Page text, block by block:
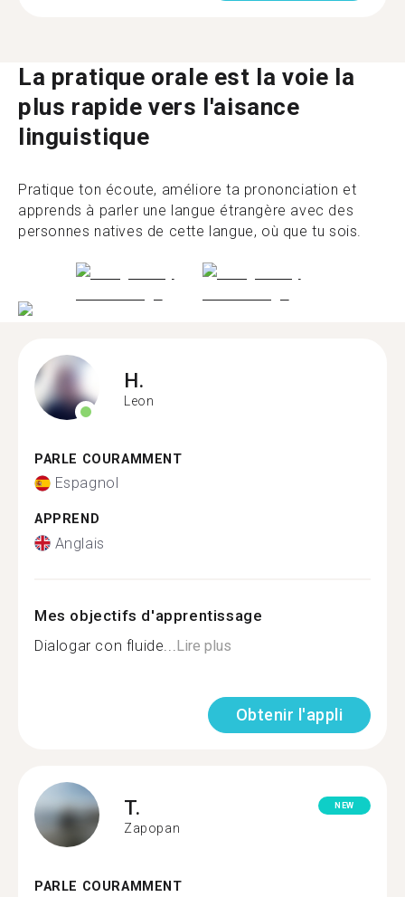
La pratique orale est la voie la
plus rapide vers l'aisance
linguistique
Pratique ton écoute, améliore ta prononciation et
apprends à parler une langue étrangère avec des
personnes natives de cette langue, où que tu sois.
H.
Leon
PARLE COURAMMENT
Espagnol
APPREND
Anglais
Mes objectifs d'apprentissage
Dialogar con fluide... Lire plus
Obtenir l'appli
T.
Zapopan
NEW
PARLE COURAMMENT